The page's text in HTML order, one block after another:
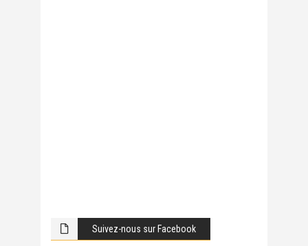
Suivez-nous sur Facebook